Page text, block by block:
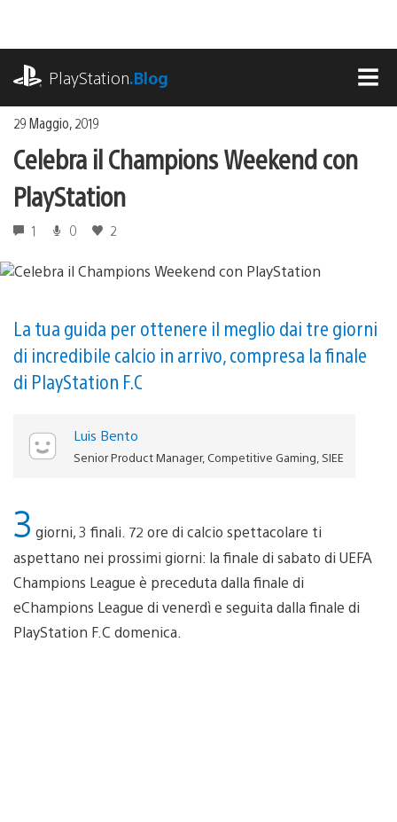
contenuto
PlayStation.Blog
29 Maggio, 2019
Celebra il Champions Weekend con
PlayStation
1 0 2
La tua guida per ottenere il meglio dai tre giorni
di incredibile calcio in arrivo, compresa la finale
di PlayStation F.C
Luis Bento
Senior Product Manager, Competitive Gaming, SIEE
3 giorni, 3 finali. 72 ore di calcio spettacolare ti
aspettano nei prossimi giorni: la finale di sabato di UEFA
Champions League è preceduta dalla finale di
eChampions League di venerdì e seguita dalla finale di
PlayStation F.C domenica.